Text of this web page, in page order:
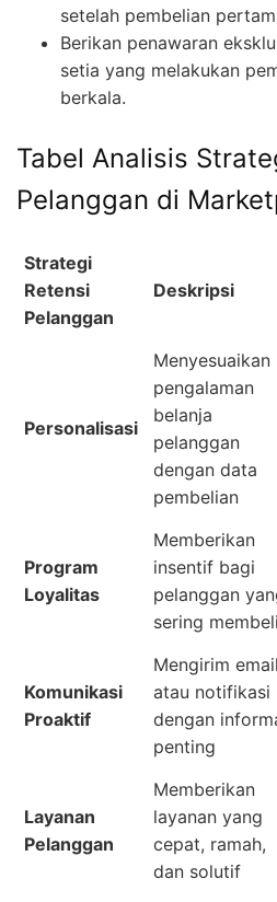
setelah pembelian
Berikan penawaran
setia yang melakukan
berkala.
Tabel Analisis
Pelanggan di
Strategi
Retensi
Pelanggan
Deskripsi
Personalisasi
Menyesuaikan
pengalaman
belanja
pelanggan
dengan data
pembelian
Program
Loyalitas
Memberikan
insentif bagi
pelanggan
sering membeli
Komunikasi
Proaktif
Mengirim email
atau notifikasi
dengan
penting
Layanan
Pelanggan
Memberikan
layanan yang
cepat, ramah,
dan solutif